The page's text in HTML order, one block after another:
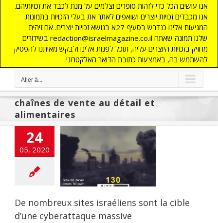
אנו עושים הכל כדי לזהות סופרים וצלמים על מנת לכבד את זכויותיהם.
אנו מכבדים זכויות יוצרים ושואפים לאתר את בעלי הזכויות בתמונות
המגיעות אלינו כנדרש בסעיף 27א בנושא זכויות יוצרים. אם זיהית
בשידורים redaction@israelmagazine.co.il שלנו תמונה שאתה
מחזיק בזכויות היוצרים עליה, תוכל לפנות אלינו ולבקש מאיתנו להפסיק
להשתמש בה, באמצעות כתובת הדואר האלקטרוני
Aller à...
chaînes de vente au détail et
alimentaires
24
05, 2020
sites
sont la cible
cyberattaque
A LA UNE
DEFENSE
SOCIETEDe nombreux sites israéliens sont la cible
d’une cyberattaque massive